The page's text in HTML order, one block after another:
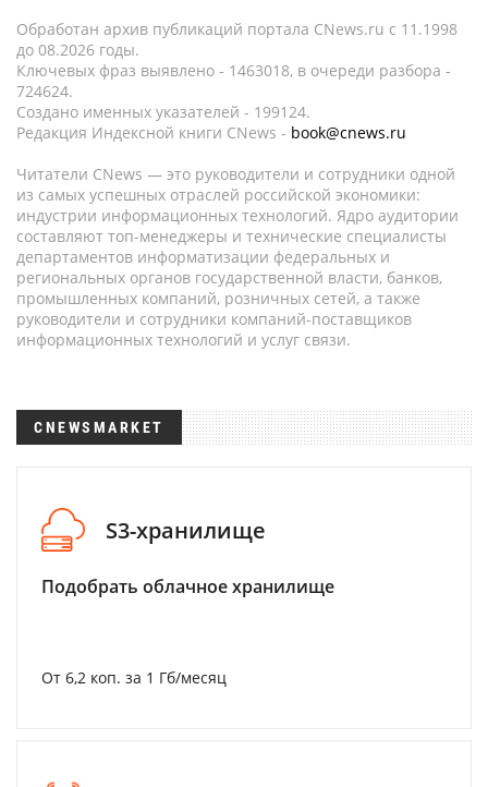
Обработан архив публикаций портала CNews.ru c 11.1998
до 08.2026 годы.
Ключевых фраз выявлено - 1463018, в очереди разбора -
724624.
Создано именных указателей - 199124.
Редакция Индексной книги CNews - book@cnews.ru
Читатели CNews — это руководители и сотрудники одной
из самых успешных отраслей российской экономики:
индустрии информационных технологий. Ядро аудитории
составляют топ-менеджеры и технические специалисты
департаментов информатизации федеральных и
региональных органов государственной власти, банков,
промышленных компаний, розничных сетей, а также
руководители и сотрудники компаний-поставщиков
информационных технологий и услуг связи.
CNEWSMARKET
S3-хранилище
Подобрать облачное хранилище
От 6,2 коп. за 1 Гб/месяц